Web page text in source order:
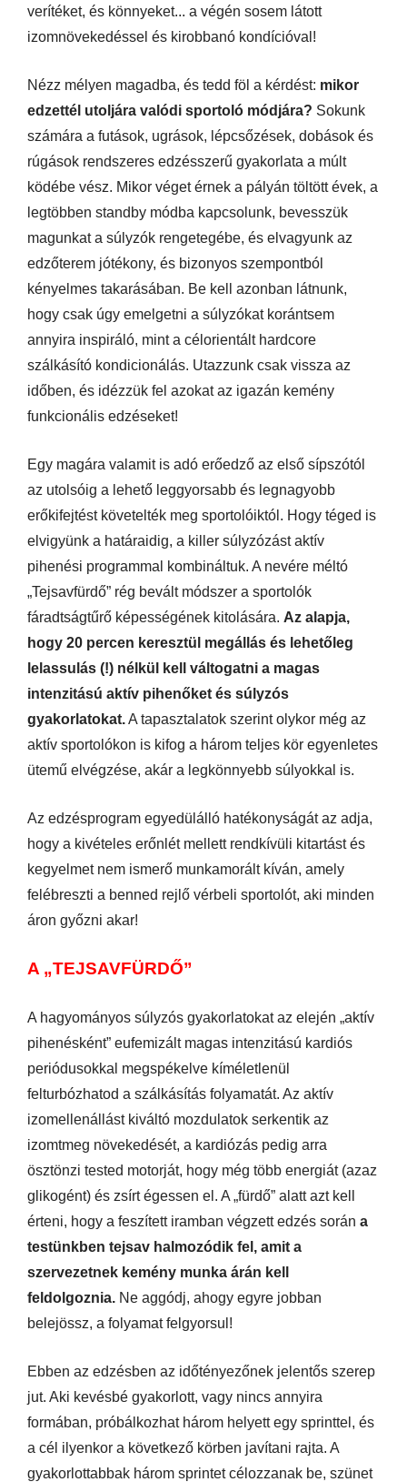
verítéket, és könnyeket... a végén sosem látott
izomnövekedéssel és kirobbanó kondícióval!
Nézz mélyen magadba, és tedd föl a kérdést: mikor
edzettél utoljára valódi sportoló módjára? Sokunk
számára a futások, ugrások, lépcsőzések, dobások és
rúgások rendszeres edzésszerű gyakorlata a múlt
ködébe vész. Mikor véget érnek a pályán töltött évek, a
legtöbben standby módba kapcsolunk, bevesszük
magunkat a súlyzók rengetegébe, és elvagyunk az
edzőterem jótékony, és bizonyos szempontból
kényelmes takarásában. Be kell azonban látnunk,
hogy csak úgy emelgetni a súlyzókat korántsem
annyira inspiráló, mint a célorientált hardcore
szálkásító kondicionálás. Utazzunk csak vissza az
időben, és idézzük fel azokat az igazán kemény
funkcionális edzéseket!
Egy magára valamit is adó erőedző az első sípszótól
az utolsóig a lehető leggyorsabb és legnagyobb
erőkifejtést követelték meg sportolóiktól. Hogy téged is
elvigyünk a határaidig, a killer súlyzózást aktív
pihenési programmal kombináltuk. A nevére méltó
„Tejsavfürdő” rég bevált módszer a sportolók
fáradtságtűrő képességének kitolására. Az alapja,
hogy 20 percen keresztül megállás és lehetőleg
lelassulás (!) nélkül kell váltogatni a magas
intenzitású aktív pihenőket és súlyzós
gyakorlatokat.A tapasztalatok szerint olykor még az
aktív sportolókon is kifog a három teljes kör egyenletes
ütemű elvégzése, akár a legkönnyebb súlyokkal is.
Az edzésprogram egyedülálló hatékonyságát az adja,
hogy a kivételes erőnlét mellett rendkívüli kitartást és
kegyelmet nem ismerő munkamorált kíván, amely
felébreszti a benned rejlő vérbeli sportolót, aki minden
áron győzni akar!
A „TEJSAVFÜRDŐ”
A hagyományos súlyzós gyakorlatokat az elején „aktív
pihenésként” eufemizált magas intenzitású kardiós
periódusokkal megspékelve kíméletlenül
felturbózhatod a szálkásítás folyamatát. Az aktív
izomellenállást kiváltó mozdulatok serkentik az
izomtmeg növekedését, a kardiózás pedig arra
ösztönzi tested motorját, hogy még több energiát (azaz
glikogént) és zsírt égessen el. A „fürdő” alatt azt kell
érteni, hogy a feszített iramban végzett edzés során a
testünkben tejsav halmozódik fel, amit a
szervezetnek kemény munka árán kell
feldolgoznia. Ne aggódj, ahogy egyre jobban
belejössz, a folyamat felgyorsul!
Ebben az edzésben az időtényezőnek jelentős szerep
jut. Aki kevésbé gyakorlott, vagy nincs annyira
formában, próbálkozhat három helyett egy sprinttel, és
a cél ilyenkor a következő körben javítani rajta. A
gyakorlottabbak három sprintet célozzanak be, szünet